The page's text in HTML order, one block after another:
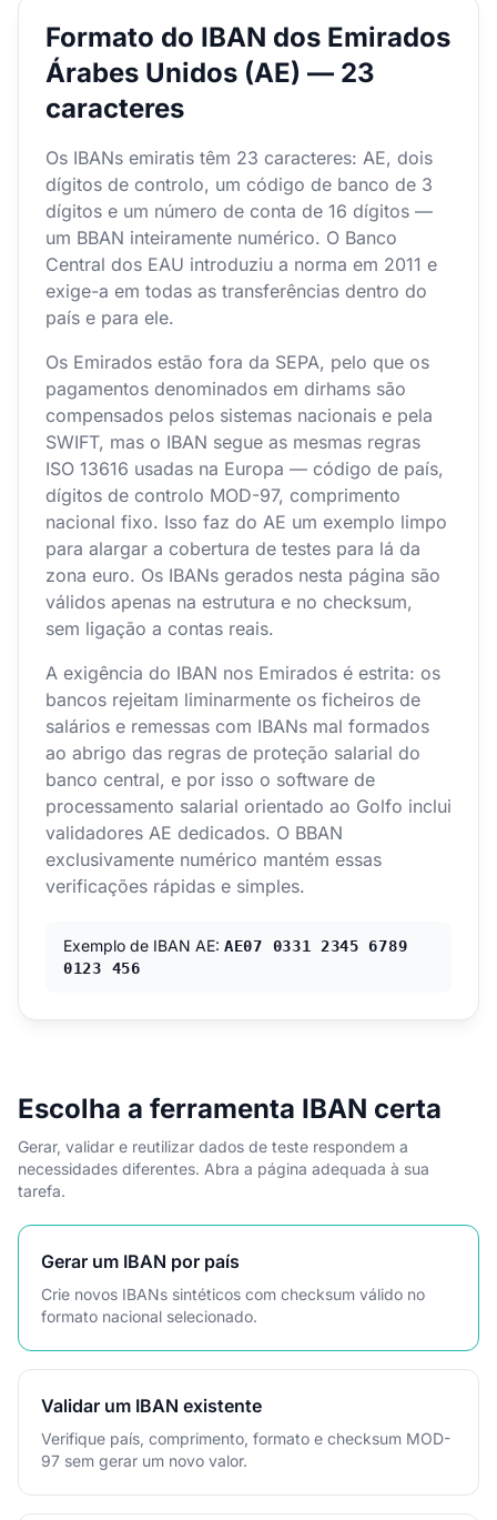
Formato do IBAN dos Emirados
Árabes Unidos (AE) — 23
caracteres
Os IBANs emiratis têm 23 caracteres: AE, dois
dígitos de controlo, um código de banco de 3
dígitos e um número de conta de 16 dígitos —
um BBAN inteiramente numérico. O Banco
Central dos EAU introduziu a norma em 2011 e
exige-a em todas as transferências dentro do
país e para ele.
Os Emirados estão fora da SEPA, pelo que os
pagamentos denominados em dirhams são
compensados pelos sistemas nacionais e pela
SWIFT, mas o IBAN segue as mesmas regras
ISO 13616 usadas na Europa — código de país,
dígitos de controlo MOD-97, comprimento
nacional fixo. Isso faz do AE um exemplo limpo
para alargar a cobertura de testes para lá da
zona euro. Os IBANs gerados nesta página são
válidos apenas na estrutura e no checksum,
sem ligação a contas reais.
A exigência do IBAN nos Emirados é estrita: os
bancos rejeitam liminarmente os ficheiros de
salários e remessas com IBANs mal formados
ao abrigo das regras de proteção salarial do
banco central, e por isso o software de
processamento salarial orientado ao Golfo inclui
validadores AE dedicados. O BBAN
exclusivamente numérico mantém essas
verificações rápidas e simples.
Exemplo de IBAN AE: AE07 0331 2345 6789
0123 456
Escolha a ferramenta IBAN certa
Gerar, validar e reutilizar dados de teste respondem a
necessidades diferentes. Abra a página adequada à sua
tarefa.
Gerar um IBAN por país
Crie novos IBANs sintéticos com checksum válido no
formato nacional selecionado.
Validar um IBAN existente
Verifique país, comprimento, formato e checksum MOD-
97 sem gerar um novo valor.